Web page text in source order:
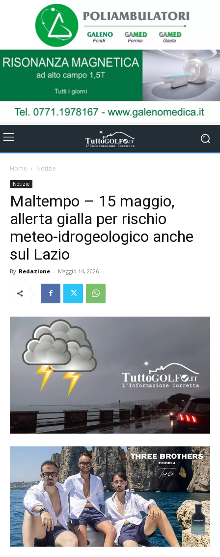
Home Notizie
Notizie
Maltempo – 15 maggio,
allerta gialla per rischio
meteo-idrogeologico anche
sul Lazio
By Redazione - Maggio 14, 2026